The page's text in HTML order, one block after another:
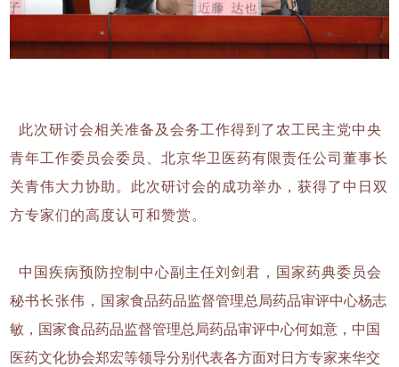
此次研讨会相关准备及会务工作得到了农工民主党中央
青年工作委员会委员、北京华卫医药有限责任公司董事长
关青伟大力协助。此次研讨会的成功举办，获得了中日双
方专家们的高度认可和赞赏。
中国疾病预防控制中心副主任刘剑君，国家药典委员会
秘书长张伟，国家食品药品监督管理总局药品审评中心杨志
敏，国家食品药品监督管理总局药品审评中心何如意，中国
医药文化协会郑宏等领导分别代表各方面对日方专家来华交